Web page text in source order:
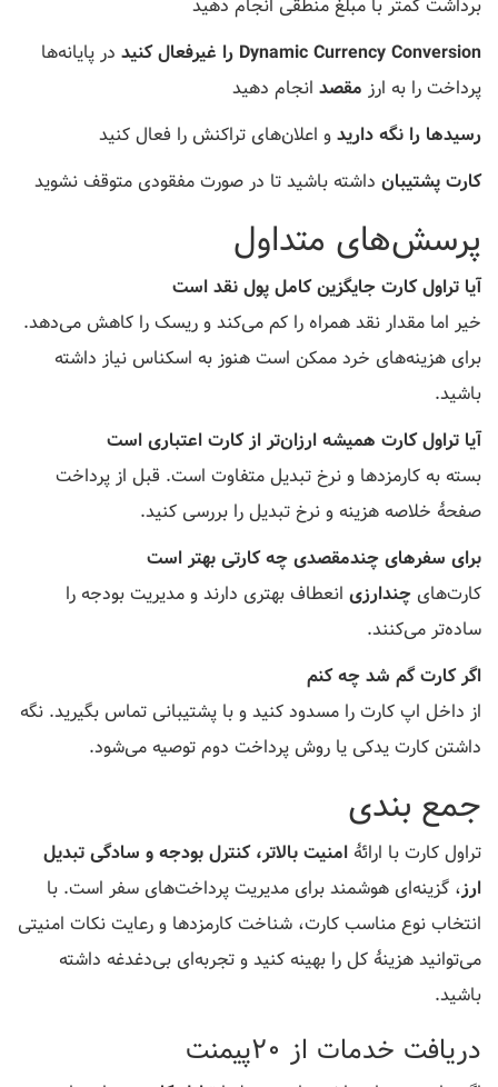
Dynamic Currency Conversion را غیرفعال کنید
در پایانه‌ها
پرداخت را به ارز مقصد انجام دهید
رسیدها را نگه داریدو اعلان‌های تراکنش را فعال کنید
کارت پشتیبان داشته باشید تا در صورت مفقودی متوقف نشوید
پرسش‌های متداول
آیا تراول کارت جایگزین کامل پول نقد است
خیر اما مقدار نقد همراه را کم می‌کند و ریسک را کاهش می‌دهد.
برای هزینه‌های خرد ممکن است هنوز به اسکناس نیاز داشته
باشید.
آیا تراول کارت همیشه ارزان‌تر از کارت اعتباری است
بسته به کارمزدها و نرخ تبدیل متفاوت است. قبل از پرداخت
صفحهٔ خلاصه هزینه و نرخ تبدیل را بررسی کنید.
برای سفرهای چندمقصدی چه کارتی بهتر است
کارت‌های چندارزی انعطاف بهتری دارند و مدیریت بودجه را
ساده‌تر می‌کنند.
اگر کارت گم شد چه کنم
از داخل اپ کارت را مسدود کنید و با پشتیبانی تماس بگیرید. نگه
داشتن کارت یدکی یا روش پرداخت دوم توصیه می‌شود.
جمع بندی
تراول کارت با ارائهٔ امنیت بالاتر، کنترل بودجه و سادگی تبدیل
ارز، گزینه‌ای هوشمند برای مدیریت پرداخت‌های سفر است. با
انتخاب نوع مناسب کارت، شناخت کارمزدها و رعایت نکات امنیتی
می‌توانید هزینهٔ کل را بهینه کنید و تجربه‌ای بی‌دغدغه داشته
باشید.
دریافت خدمات از 20پیمنت